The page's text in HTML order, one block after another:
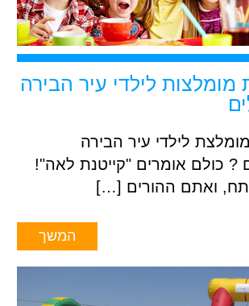
מומלצות לילדי עיר הבירה
לילדי עיר הבירה
? כולם אומרים "קייטנת לאה"!
ואתם ההורים […]
המשך